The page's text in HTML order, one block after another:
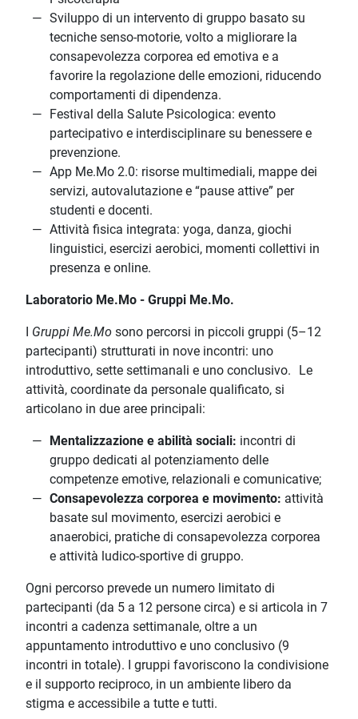
Sviluppo di un intervento di gruppo basato su
tecniche senso-motorie, volto a migliorare la
consapevolezza corporea ed emotiva e a
favorire la regolazione delle emozioni, riducendo
comportamenti di dipendenza.
Festival della Salute Psicologica: evento
partecipativo e interdisciplinare su benessere e
prevenzione.
App Me.Mo 2.0: risorse multimediali, mappe dei
servizi, autovalutazione e “pause attive” per
studenti e docenti.
Attività fisica integrata: yoga, danza, giochi
linguistici, esercizi aerobici, momenti collettivi in
presenza e online.
Laboratorio Me.Mo - Gruppi Me.Mo.
Gruppi Me.Mo sono percorsi in piccoli gruppi (5–12
partecipanti) strutturati in nove incontri: uno
introduttivo, sette settimanali e uno conclusivo. Le
attività, coordinate da personale qualificato, si
articolano in due aree principali:
Mentalizzazione e abilità sociali: incontri di
gruppo dedicati al potenziamento delle
competenze emotive, relazionali e comunicative;
Consapevolezza corporea e movimento: attività
basate sul movimento, esercizi aerobici e
anaerobici, pratiche di consapevolezza corporea
e attività ludico-sportive di gruppo.
Ogni percorso prevede un numero limitato di
partecipanti (da 5 a 12 persone circa) e si articola in 7
incontri a cadenza settimanale, oltre a un
appuntamento introduttivo e uno conclusivo (9
incontri in totale). I gruppi favoriscono la condivisione
e il supporto reciproco, in un ambiente libero da
stigma e accessibile a tutte e tutti.